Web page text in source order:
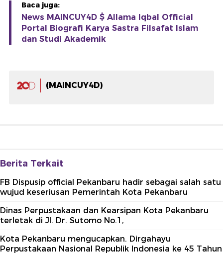
Baca juga:
News MAINCUY4D $ Allama Iqbal Official
Portal Biografi Karya Sastra Filsafat Islam
dan Studi Akademik
(MAINCUY4D)
Berita Terkait
FB Dispusip official Pekanbaru hadir sebagai salah satu
wujud keseriusan Pemerintah Kota Pekanbaru
Dinas Perpustakaan dan Kearsipan Kota Pekanbaru
terletak di Jl. Dr. Sutomo No.1,
Kota Pekanbaru mengucapkan. Dirgahayu
Perpustakaan Nasional Republik Indonesia ke 45 Tahun